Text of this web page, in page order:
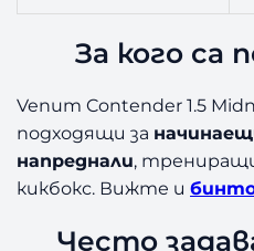
За кого са
Venum Contender 1.5
подходящи за
напреднали,
кикбокс. Вижте и
Често